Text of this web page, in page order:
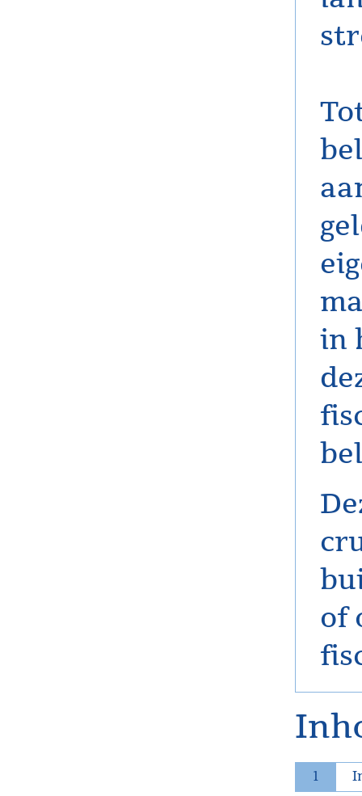
in
of
1